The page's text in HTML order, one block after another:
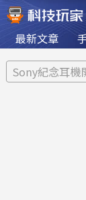
最新文章
Sony紀念耳機